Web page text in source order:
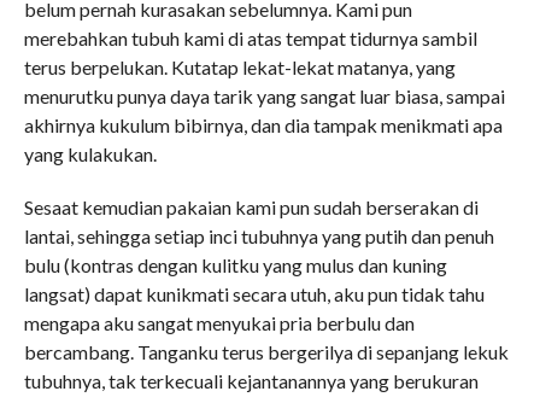
belum pernah kurasakan sebelumnya. Kami pun
merebahkan tubuh kami di atas tempat tidurnya sambil
terus berpelukan. Kutatap lekat-lekat matanya, yang
menurutku punya daya tarik yang sangat luar biasa, sampai
akhirnya kukulum bibirnya, dan dia tampak menikmati apa
yang kulakukan.
Sesaat kemudian pakaian kami pun sudah berserakan di
lantai, sehingga setiap inci tubuhnya yang putih dan penuh
bulu (kontras dengan kulitku yang mulus dan kuning
langsat) dapat kunikmati secara utuh, aku pun tidak tahu
mengapa aku sangat menyukai pria berbulu dan
bercambang. Tanganku terus bergerilya di sepanjang lekuk
tubuhnya, tak terkecuali kejantanannya yang berukuran